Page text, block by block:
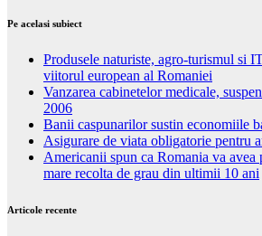
Pe acelasi subiect
Produsele naturiste, agro-turismul si
viitorul european al Romaniei
Vanzarea cabinetelor medicale,
2006
Banii caspunarilor sustin economiile
Asigurare de viata obligatorie pentru
Americanii spun ca Romania va avea
mare recolta de grau din ultimii 10 ani
Articole recente